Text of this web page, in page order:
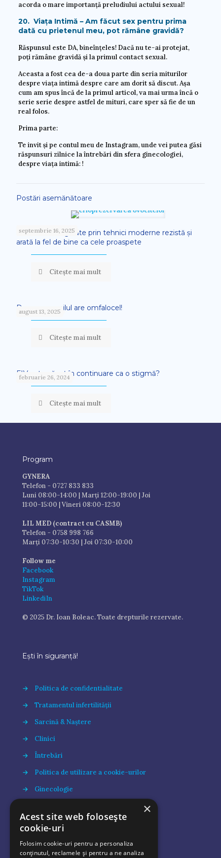
acorda o mare importanță preludiului actului sexual!
20. Viața Intimă – Am făcut sex pentru prima
dată cu prietenul meu, pot rămâne gravidă?
Răspunsul este DA, bineînțeles! Dacă nu te-ai protejat,
poți rămâne gravidă și la primul contact sexual.
Aceasta a fost cea de-a doua parte din seria miturilor
despre viața intimă despre care am dorit să discut. Așa
cum am spus încă de la primul articol, va mai urma încă o
serie serie despre astfel de mituri, care sper să fie de un
real folos.
Prima parte:
Te invit și pe contul meu de Instagram, unde vei putea găsi
răspunsuri zilnice la întrebări din sfera ginecologiei,
despre viața intimă: !
Postări asemănătoare
septembrie 16, 2025
Ovocitele congelate prin tehnici moderne rezistă și
arată la fel de bine ca cele proaspete
Citește mai mult
august 13, 2025
Doamne, copilul are omfalocel!
Citește mai mult
februarie 26, 2024
FIV este văzut în continuare ca o stigmă?
Citește mai mult
Program
GYNERA
Telefon - 0727 833 833
Luni 08:00-14:00 | Marți 12:00-19:00 | Joi
11:00-15:00 | Vineri 08:00-12:30
LIL MED (contract cu CASMB)
Telefon - 0758 998 766
Marți 07:30-10:30 | Joi 07:30-10:00
Follow me
Facebook
Instagram
TikTok
LinkediIn
© 2025 Dr. Ioan Boleac. Toate drepturile rezervate.
Ești în siguranță!
→
Politica de confidentialitate
→
Tratamentul infertilității
→
Sarcină & Naștere
→
Clinici
→
Întrebări
→
Politica de utilizare a cookie-urilor
→
Ginecologie
→
Blog
×
Acest site web folosește
cookie-uri
Folosim cookie-uri pentru a personaliza
conținutul, reclamele și pentru a ne analiza